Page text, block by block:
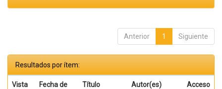
Anterior 1 Siguiente
Resultados por ítem:
Vista
Fecha de
Título Autor(es) Acceso